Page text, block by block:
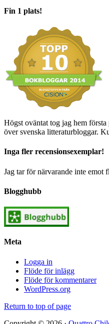
Fin 1 plats!
Högst oväntat tog jag hem
över svenska litteraturbloggar.
Inga fler recensionsexemplar!
Jag tar för närvarande inte emot
Blogghubb
Meta
Logga in
Flöde för inlägg
Flöde för kommentarer
WordPress.org
Return to top of page